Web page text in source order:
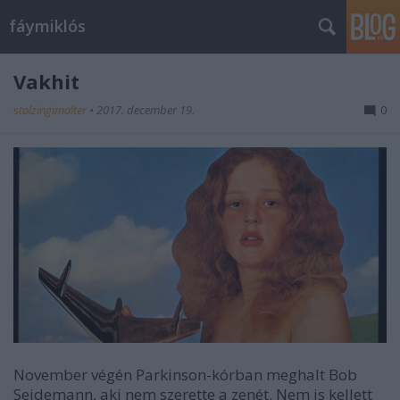
fáymiklós
Vakhit
stolzingimalter • 2017. december 19. 0
November végén Parkinson-kórban meghalt Bob
Seidemann, aki nem szerette a zenét. Nem is kellett